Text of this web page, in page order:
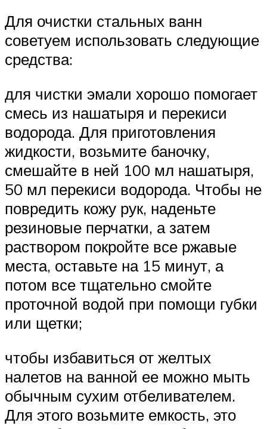
Для очистки стальных ванн
советуем использовать следующие
средства:
для чистки эмали хорошо помогает
смесь из нашатыря и перекиси
водорода. Для приготовления
жидкости, возьмите баночку,
смешайте в ней 100 мл нашатыря,
50 мл перекиси водорода. Чтобы не
повредить кожу рук, наденьте
резиновые перчатки, а затем
раствором покройте все ржавые
места, оставьте на 15 минут, а
потом все тщательно смойте
проточной водой при помощи губки
или щетки;
чтобы избавиться от желтых
налетов на ванной ее можно мыть
обычным сухим отбеливателем.
Для этого возьмите емкость, это